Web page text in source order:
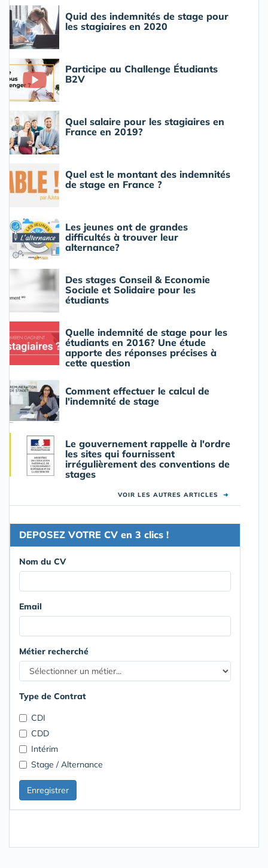
Quid des indemnités de stage pour
les stagiaires en 2020
Participe au Challenge Étudiants
B2V
Quel salaire pour les stagiaires en
France en 2019?
Quel est le montant des indemnités
de stage en France ?
Les jeunes ont de grandes
difficultés à trouver leur
alternance?
Des stages Conseil & Economie
Sociale et Solidaire pour les
étudiants
Quelle indemnité de stage pour les
étudiants en 2016? Une étude
apporte des réponses précises à
cette question
Comment effectuer le calcul de
l'indemnité de stage
Le gouvernement rappelle à l'ordre
les sites qui fournissent
irrégulièrement des conventions de
stages
VOIR LES AUTRES ARTICLES ➜
DEPOSEZ VOTRE CV en 3 clics !
Nom du CV
Email
Métier recherché
Type de Contrat
CDI
CDD
Intérim
Stage / Alternance